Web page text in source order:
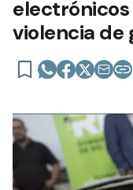
electrónicos
violencia de